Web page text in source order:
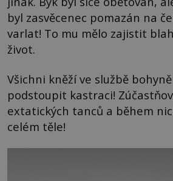
byl zasvěcenec pomazán na
varlat! To mu mělo zajistit
život.
Všichni kněží ve službě bohyně
podstoupit kastraci!
extatických tanců a během
celém těle!